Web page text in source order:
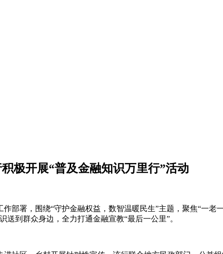
极开展“普及金融知识万里行”活动
部署，围绕“守护金融权益，数智温暖民生”主题，聚焦“一老
到群众身边，全力打通金融宣教“最后一公里”。